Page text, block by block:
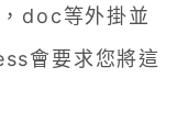
doc等外掛並
會要求您將這